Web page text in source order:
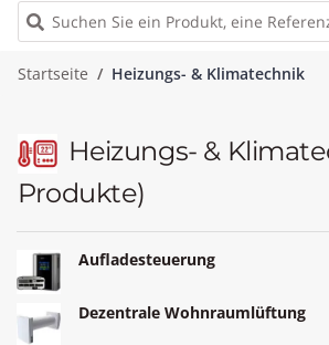
Startseite Heizungs- & Klimatechnik
Heizungs- &
Produkte)
Aufladesteuerung
Dezentrale Wohnraumlüftung